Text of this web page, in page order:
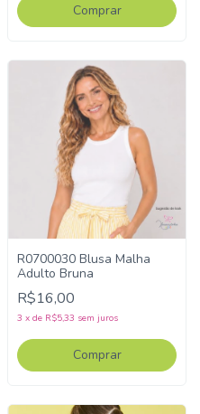
Comprar
R0700030 Blusa Malha
Adulto Bruna
R$16,00
3 x de R$5,33 sem juros
Comprar